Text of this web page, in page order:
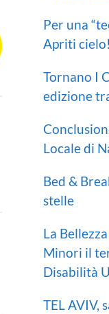
Per una
Apriti cielo!
Tornano I
edizione
Locale di
Bed &
stelle
La
Minori il
Disabilità
TEL AVIV,